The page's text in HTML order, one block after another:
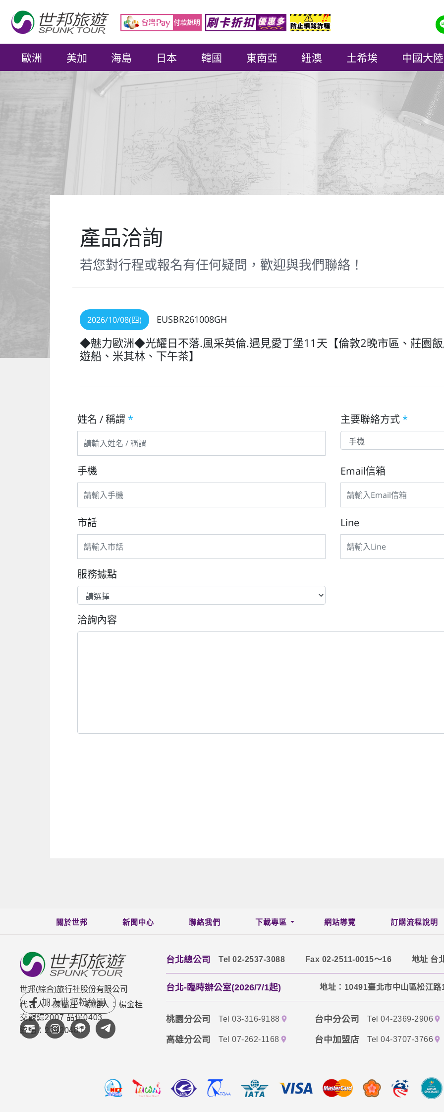
歐洲 美加 海島 日本 韓國 東南亞 紐澳 土希埃 中國大陸
產品洽詢
若您對行程或報名有任何疑問，歡迎與我們聯絡！
2026/10/08(四) EUSBR261008GH
◆魅力歐洲◆光耀日不落.風采英倫.遇見愛丁堡11天【倫敦2晚市區、莊園
遊船、米其林、下午茶】
姓名 / 稱謂 * 主要聯絡方式 *
手機 Email信箱
市話 Line
服務據點
洽詢內容
關於世邦 新聞中心 聯絡我們 下載專區 網站導覽 訂購流程說明
世邦(綜合)旅行社股份有限公司
代表人：陳屬庄
聯絡人：楊金桂
交觀綜2007 品保0403
統編：23420481
台北總公司 Tel 02-2537-3088 Fax 02-2511-0015～16 地址 台
台北-臨時辦公室(2026/7/1起) 地址：10491臺北市中山區松江
桃園分公司 Tel 03-316-9188 台中分公司 Tel 04-2369-2906
高雄分公司 Tel 07-262-1168 台中加盟店 Tel 04-3707-3766